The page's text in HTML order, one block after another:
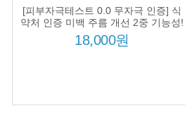
종 세라마이드 컴플렉스 피부
장벽 강화 보습 미백 주름개선
[피부자극테스트 0.0 무자극 인증] 식
약처 인증 미백 주름 개선 2중 기능성!
18,000원